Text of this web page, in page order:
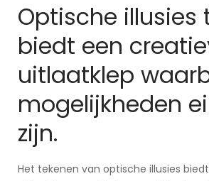
Optische illusies
biedt een
uitlaatklep
mogelijkheden
zijn.
Het tekenen van optische illusies